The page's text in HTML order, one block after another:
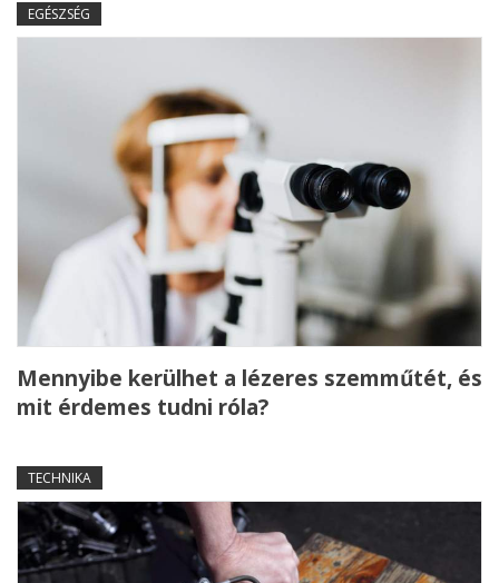
EGÉSZSÉG
Mennyibe kerülhet a lézeres szemműtét, és
mit érdemes tudni róla?
TECHNIKA